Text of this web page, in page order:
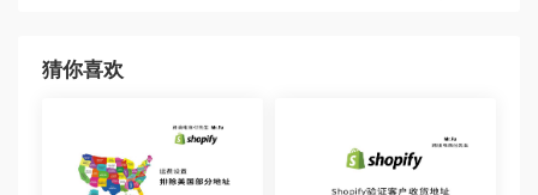
猜你喜欢